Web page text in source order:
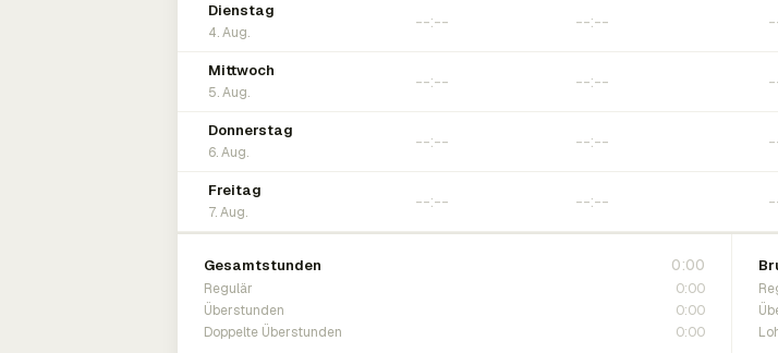
Dienstag
4. Aug.
Mittwoch
5. Aug.
Donnerstag
6. Aug.
Freitag
7. Aug.
Gesamtstunden 0:00
Regulär 0:00
Überstunden 0:00
Doppelte Überstunden 0:00